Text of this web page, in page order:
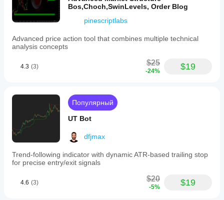
Bos,Choch,SwinLevels, Order Blog
pinescriptlabs
Advanced price action tool that combines multiple technical
analysis concepts
4.3 (3) $25
-24% $19
Популярный
UT Bot
dfjmax
Trend-following indicator with dynamic ATR-based trailing stop
for precise entry/exit signals
4.6 (3) $20
-5% $19